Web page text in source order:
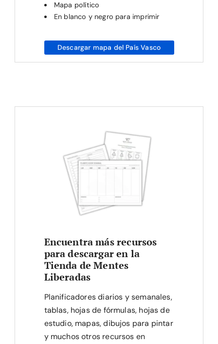
Mapa político
En blanco y negro para imprimir
Descargar mapa del País Vasco
Encuentra más recursos
para descargar en la
Tienda de Mentes
Liberadas
Planificadores diarios y semanales,
tablas, hojas de fórmulas, hojas de
estudio, mapas, dibujos para pintar
y muchos otros recursos en